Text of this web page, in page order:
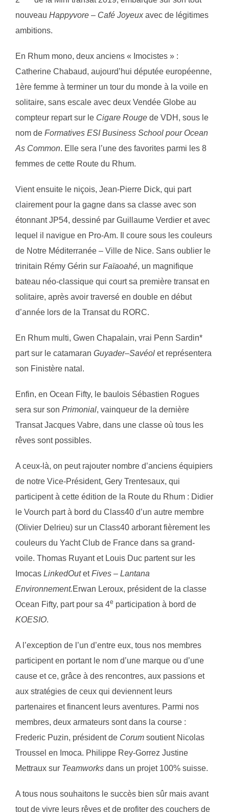
nouveau Happyvore – Café Joyeuxavec de légitimes
ambitions.
En Rhum mono, deux anciens « Imocistes » :
Catherine Chabaud, aujourd’hui députée européenne,
1ère femme à terminer un tour du monde à la voile en
solitaire, sans escale avec deux Vendée Globe au
compteur repart sur le Cigare Rouge de VDH, sous le
nom de Formatives ESI Business School pour Ocean
As Common. Elle sera l’une des favorites parmi les 8
femmes de cette Route du Rhum.
Vient ensuite le niçois, Jean-Pierre Dick, qui part
clairement pour la gagne dans sa classe avec son
étonnant JP54, dessiné par Guillaume Verdier et avec
lequel il navigue en Pro-Am. Il coure sous les couleurs
de Notre Méditerranée – Ville de Nice. Sans oublier le
trinitain Rémy Gérin sur Faïaoahé, un magnifique
bateau néo-classique qui court sa première transat en
solitaire, après avoir traversé en double en début
d’année lors de la Transat du RORC.
En Rhum multi, Gwen Chapalain, vrai Penn Sardin*
part sur le catamaran Guyader–Savéol et représentera
son Finistère natal.
Enfin, en Ocean Fifty, le baulois Sébastien Rogues
sera sur son Primonial, vainqueur de la dernière
Transat Jacques Vabre, dans une classe où tous les
rêves sont possibles.
A ceux-là, on peut rajouter nombre d’anciens équipiers
de notre Vice-Président, Gery Trentesaux, qui
participent à cette édition de la Route du Rhum : Didier
le Vourch part à bord du Class40 d’un autre membre
(Olivier Delrieu) sur un Class40 arborant fièrement les
couleurs du Yacht Club de France dans sa grand-
voile. Thomas Ruyant et Louis Duc partent sur les
Imocas LinkedOutetFives – Lantana
Environnement.Erwan Leroux, président de la classe
Ocean Fifty, part pour sa 4e participation à bord de
KOESIO.
A l’exception de l’un d’entre eux, tous nos membres
participent en portant le nom d’une marque ou d’une
cause et ce, grâce à des rencontres, aux passions et
aux stratégies de ceux qui deviennent leurs
partenaires et financent leurs aventures. Parmi nos
membres, deux armateurs sont dans la course :
Frederic Puzin, président de Corum soutient Nicolas
Troussel en Imoca. Philippe Rey-Gorrez Justine
Mettraux sur Teamworks dans un projet 100% suisse.
A tous nous souhaitons le succès bien sûr mais avant
tout de vivre leurs rêves et de profiter des couchers de